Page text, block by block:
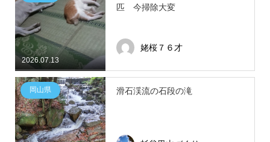
2026.07.13
匹 今掃除大変
姥桜７６才
岡山県 滑石渓流の石段の滝